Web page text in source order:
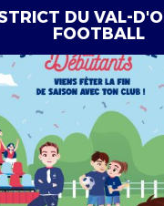
DU VAL-
FOOTBALL